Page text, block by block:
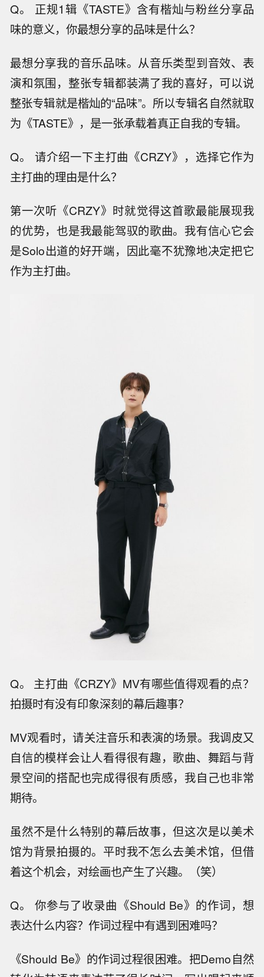
Q。 正规1辑《TASTE》含有楷灿与粉丝分享品
味的意义，你最想分享的品味是什么？
最想分享我的音乐品味。从音乐类型到音效、表
演和氛围，整张专辑都装满了我的喜好，可以说
整张专辑就是楷灿的“品味”。所以专辑名自然就取
为《TASTE》，是一张承载着真正自我的专辑。
Q。 请介绍一下主打曲《CRZY》，选择它作为
主打曲的理由是什么？
第一次听《CRZY》时就觉得这首歌最能展现我
的优势，也是我最能驾驭的歌曲。我有信心它会
是Solo出道的好开端，因此毫不犹豫地决定把它
作为主打曲。
Q。 主打曲《CRZY》MV有哪些值得观看的点？
拍摄时有没有印象深刻的幕后趣事？
MV观看时，请关注音乐和表演的场景。我调皮又
自信的模样会让人看得很有趣，歌曲、舞蹈与背
景空间的搭配也完成得很有质感，我自己也非常
期待。
虽然不是什么特别的幕后故事，但这次是以美术
馆为背景拍摄的。平时我不怎么去美术馆，但借
着这个机会，对绘画也产生了兴趣。（笑）
Q。 你参与了收录曲《Should Be》的作词，想
表达什么内容？作词过程中有遇到困难吗？
《Should Be》的作词过程很困难。把Demo自然